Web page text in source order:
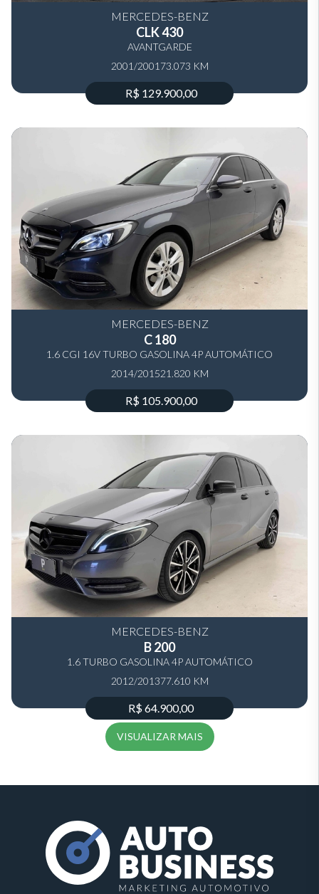
MERCEDES-BENZ
CLK 430
AVANTGARDE
2001/2001 73.073 KM
R$ 129.900,00
MERCEDES-BENZ
C 180
1.6 CGI 16V TURBO GASOLINA 4P AUTOMÁTICO
2014/201521.820 KM
R$ 105.900,00
MERCEDES-BENZ
B 200
1.6 TURBO GASOLINA 4P AUTOMÁTICO
2012/201377.610 KM
R$ 64.900,00
VISUALIZAR MAIS